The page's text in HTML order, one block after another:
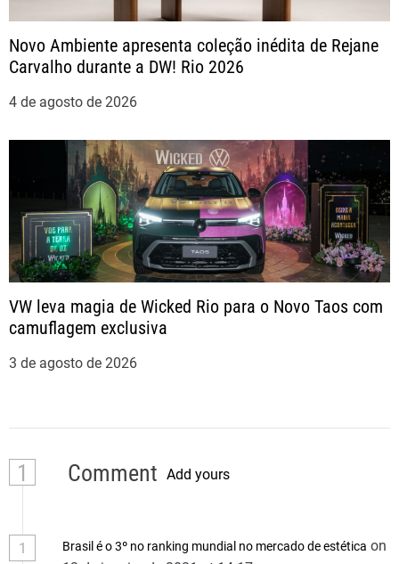
Novo Ambiente apresenta coleção inédita de Rejane
Carvalho durante a DW! Rio 2026
4 de agosto de 2026
VW leva magia de Wicked Rio para o Novo Taos com
camuflagem exclusiva
3 de agosto de 2026
1 Comment Add yours
1 Brasil é o 3º no ranking mundial no mercado de estética on